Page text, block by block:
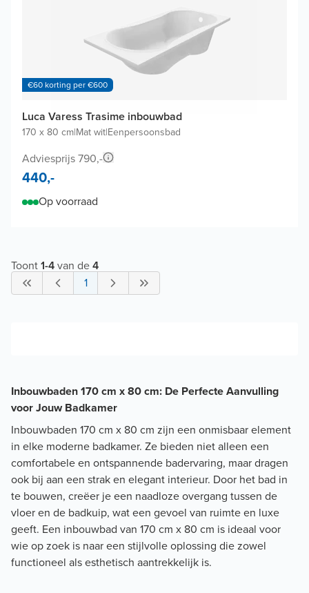
€60 korting per €600
Luca Varess Trasime inbouwbad
170 x 80 cm|Mat wit|Eenpersoonsbad
Adviesprijs 790,-
440,-
Op voorraad
Toont1-4van de4
1
Inbouwbaden 170 cm x 80 cm: De Perfecte Aanvulling
voor Jouw Badkamer
Inbouwbaden 170 cm x 80 cm zijn een onmisbaar element
in elke moderne badkamer. Ze bieden niet alleen een
comfortabele en ontspannende badervaring, maar dragen
ook bij aan een strak en elegant interieur. Door het bad in
te bouwen, creëer je een naadloze overgang tussen de
vloer en de badkuip, wat een gevoel van ruimte en luxe
geeft. Een inbouwbad van 170 cm x 80 cm is ideaal voor
wie op zoek is naar een stijlvolle oplossing die zowel
functioneel als esthetisch aantrekkelijk is.